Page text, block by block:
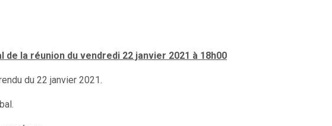
la réunion du vendredi 22 janvier 2021 à 18h00
du 22 janvier 2021.